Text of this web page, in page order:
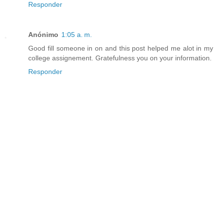
Responder
Anónimo 1:05 a. m.
Good fill someone in on and this post helped me alot in my
college assignement. Gratefulness you on your information.
Responder